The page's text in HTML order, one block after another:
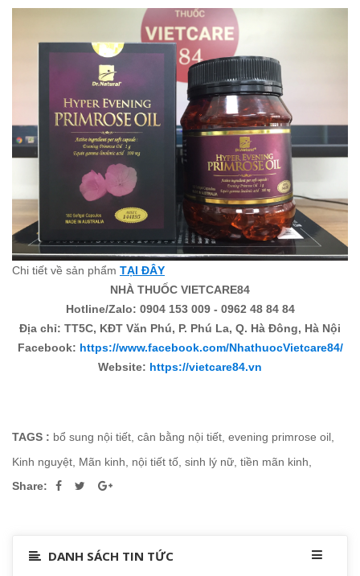
Chi tiết về sản phẩm TẠI ĐÂY
NHÀ THUỐC VIETCARE84
Hotline/Zalo: 0904 153 009 - 0962 48 84 84
Địa chỉ: TT5C, KĐT Văn Phú, P. Phú La, Q. Hà Đông, Hà Nội
Facebook: https://www.facebook.com/NhathuocVietcare84/
Website: https://vietcare84.vn
TAGS : bổ sung nội tiết cân bằng nội tiết evening primrose oil
Kinh nguyệt Mãn kinh nội tiết tố sinh lý nữ tiền mãn kinh
Share:
DANH SÁCH TIN TỨC